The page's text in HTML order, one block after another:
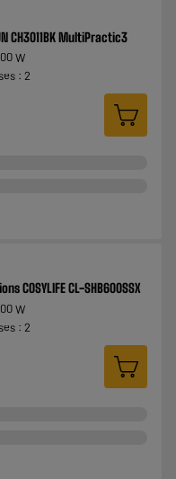
CH3011BK MultiPractic3
W
: 2
COSYLIFE CL-SHB600SSX
W
: 2